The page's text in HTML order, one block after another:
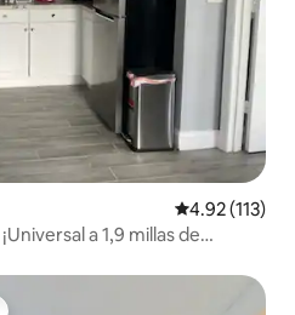
Calificación
4.92 (113)
a 1,9 millas de